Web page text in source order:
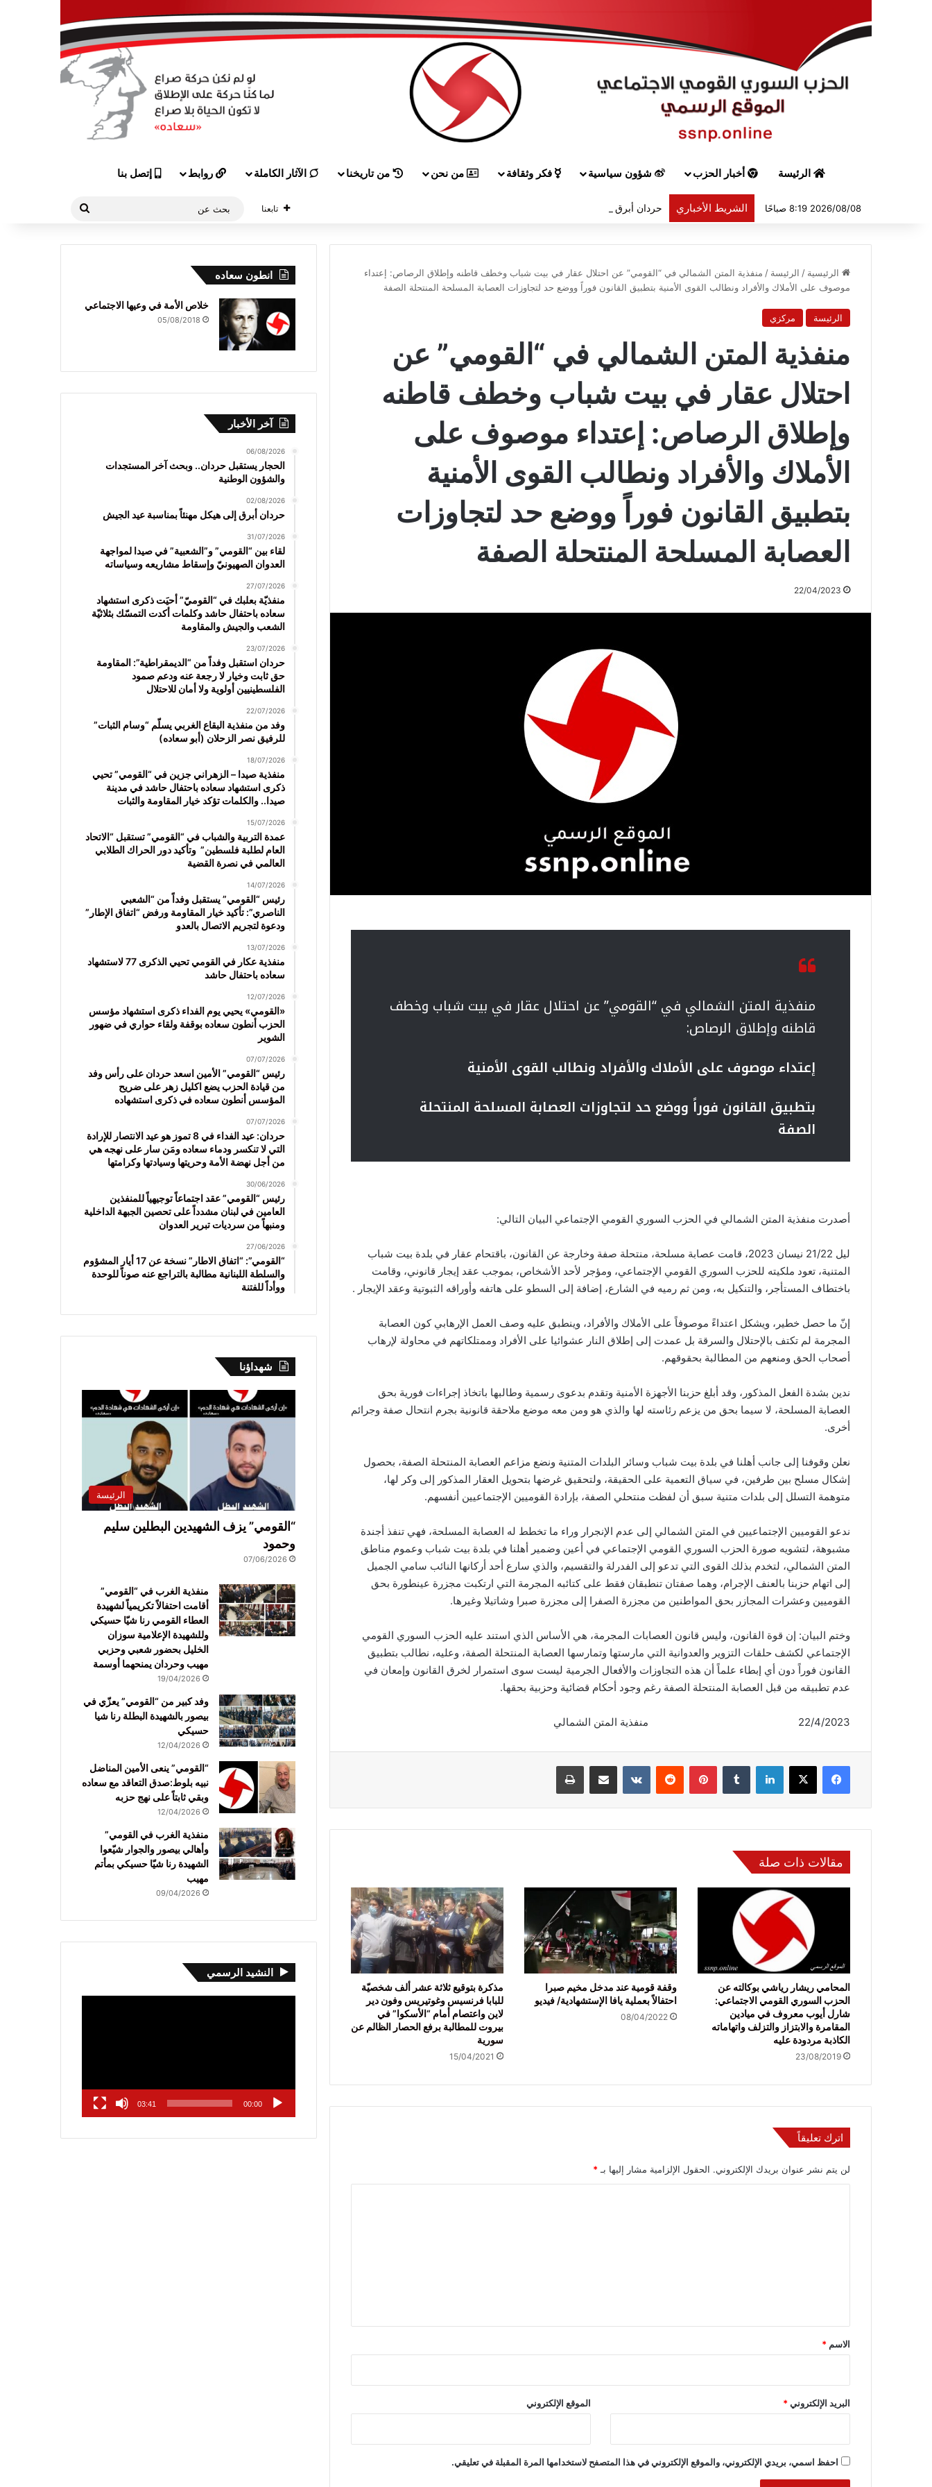
الرئيسة أخبار الحزب شؤون سياسية فكر وثقافة من نحن من تاريخنا الآثار الكاملة روابط إتصل بنا
2026/08/08 8:19 صباحًا الشريط الأخباري حردان أبرق إلى هيكل مهنئاً بمناسبة عيد الجيش تابعنا
الرئيسية / الرئيسة / منفذية المتن الشمالي في “القومي” عن احتلال عقار في بيت شباب وخطف قاطنه وإطلاق الرصاص: إعتداء
موصوف على الأملاك والأفراد ونطالب القوى الأمنية بتطبيق القانون فوراً ووضع حد لتجاوزات العصابة المسلحة المنتحلة الصفة
الرئيسة مركزي
منفذية المتن الشمالي في “القومي” عن
احتلال عقار في بيت شباب وخطف قاطنه
وإطلاق الرصاص: إعتداء موصوف على
الأملاك والأفراد ونطالب القوى الأمنية
بتطبيق القانون فوراً ووضع حد لتجاوزات
العصابة المسلحة المنتحلة الصفة
22/04/2023
منفذية المتن الشمالي في “القومي” عن احتلال عقار في بيت شباب وخطف
قاطنه وإطلاق الرصاص:
إعتداء موصوف على الأملاك والأفراد ونطالب القوى الأمنية
بتطبيق القانون فوراً ووضع حد لتجاوزات العصابة المسلحة المنتحلة
الصفة
أصدرت منفذية المتن الشمالي في الحزب السوري القومي الإجتماعي البيان التالي:
ليل 21/22 نيسان 2023، قامت عصابة مسلحة، منتحلة صفة وخارجة عن القانون، باقتحام عقار في بلدة بيت شباب
المتنية، تعود ملكيته للحزب السوري القومي الإجتماعي، ومؤجر لأحد الأشخاص، بموجب عقد إيجار قانوني، وقامت
باختطاف المستأجر، والتنكيل به، ومن ثم رميه في الشارع، إضافة إلى السطو على هاتفه وأوراقه الثبوتية وعقد الإيجار .
إنّ ما حصل خطير، ويشكل اعتداءً موصوفاً على الأملاك والأفراد، وينطبق عليه وصف العمل الإرهابي كون العصابة
المجرمة لم تكتف بالإحتلال والسرقة بل عمدت إلى إطلاق النار عشوائيا على الأفراد وممتلكاتهم في محاولة لإرهاب
أصحاب الحق ومنعهم من المطالبة بحقوقهم.
ندين بشدة الفعل المذكور، وقد أبلغ حزبنا الأجهزة الأمنية وتقدم بدعوى رسمية وطالبها باتخاذ إجراءات فورية بحق
العصابة المسلحة، لا سيما بحق من يزعم رئاسته لها والذي هو ومن معه موضع ملاحقة قانونية بجرم انتحال صفة وجرائم
أخرى.
نعلن وقوفنا إلى جانب أهلنا في بلدة بيت شباب وسائر البلدات المتنية ونضع مزاعم العصابة المنتحلة الصفة، بحصول
إشكال مسلح بين طرفين، في سياق التعمية على الحقيقة، ولتحقيق غرضها بتحويل العقار المذكور إلى وكر لها،
متوهمة التسلل إلى بلدات متنية سبق أن لفظت منتحلي الصفة، بإرادة القوميين الإجتماعيين أنفسهم.
ندعو القوميين الإجتماعيين في المتن الشمالي إلى عدم الإنجرار وراء ما تخطط له العصابة المسلحة، فهي تنفذ أجندة
مشبوهة، لتشويه صورة الحزب السوري القومي الإجتماعي في أعين وضمير أهلنا في بلدة بيت شباب وعموم مناطق
المتن الشمالي، لتخدم بذلك القوى التي تدعو إلى الفدرلة والتقسيم، والذي سارع أحد أركانها النائب سامي الجميل
إلى اتهام حزبنا بالعنف الإجرام، وهما صفتان تنطبقان فقط على كتائبه المجرمة التي ارتكبت مجزرة عينطورة بحق
القوميين وعشرات المجازر بحق المواطنين من مجزرة الصفرا إلى مجزرة صبرا وشاتيلا وغيرها.
وختم البيان: إن قوة القانون، وليس قانون العصابات المجرمة، هي الأساس الذي استند عليه الحزب السوري القومي
الإجتماعي لكشف حلقات التزوير والعدوانية التي مارستها وتمارسها العصابة المنتحلة الصفة، وعليه، نطالب بتطبيق
القانون فوراً دون أي إبطاء علماً أن هذه التجاوزات والأفعال الجرمية ليست سوى استمرار لخرق القانون وإمعان في
عدم تطبيقه من قبل العصابة المنتحلة الصفة رغم وجود أحكام قضائية وحزبية بحقها.
22/4/2023 منفذية المتن الشمالي
فيسبوك لينكدإن بينتيريست
مقالات ذات صلة
المحامي ريشار رياشي بوكالته عن
الحزب السوري القومي الاجتماعي:
شارل أيوب معروف في ميادين
المقامرة والابتزاز والتزلف واتهاماته
الكاذبة مردودة عليه
23/08/2019
وقفة قومية عند مدخل مخيم صبرا
احتفالاً بعملية يافا الإستشهادية/ فيديو
08/04/2022
مذكرة بتوقيع ثلاثة عشر ألف شخصيّة
للبابا فرنسيس وغوتيريس وفون دير
لاين واعتصام أمام “الأسكوا” في
بيروت للمطالبة برفع الحصار الظالم عن
سورية
15/04/2021
اترك تعليقاً
لن يتم نشر عنوان بريدك الإلكتروني. الحقول الإلزامية مشار إليها بـ *
*
الاسم *
البريد الإلكتروني* الموقع الإلكتروني
احفظ اسمي، بريدي الإلكتروني، والموقع الإلكتروني في هذا المتصفح لاستخدامها المرة المقبلة في تعليقي.
انطون سعاده
خلاص الأمة في وعيها الاجتماعي
05/08/2018
آخر الأخبار
06/08/2026
الحجار يستقبل حردان.. وبحث آخر المستجدات
والشؤون الوطنية
02/08/2026
حردان أبرق إلى هيكل مهنئاً بمناسبة عيد الجيش
31/07/2026
لقاء بين “القومي” و”الشعبية” في صيدا لمواجهة
العدوان الصهيونيّ وإسقاط مشاريعه وسياساته
27/07/2026
منفذيّة بعلبك في “القوميّ” أحيَت ذكرى استشهاد
سعاده باحتفال حاشد وكلمات أكدت التمسّك بثلاثيّة
الشعب والجيش والمقاومة
23/07/2026
حردان استقبل وفداً من “الديمقراطية”: المقاومة
حق ثابت وخيار لا رجعة عنه ودعم صمود
الفلسطينيين أولوية ولا أمان للاحتلال
22/07/2026
وفد من منفذية البقاع الغربي يسلّم “وسام الثبات”
للرفيق نصر الزحلان (أبو سعاده)
18/07/2026
منفذية صيدا – الزهراني جزين في “القومي” تحيي
ذكرى استشهاد سعاده باحتفال حاشد في مدينة
صيدا.. والكلمات تؤكد خيار المقاومة والثبات
15/07/2026
عمدة التربية والشباب في “القومي” تستقبل “الاتحاد
العام لطلبة فلسطين” وتأكيد دور الحراك الطلابي
العالمي في نصرة القضية
14/07/2026
رئيس “القومي” يستقبل وفداً من “الشعبي
الناصري”: تأكيد خيار المقاومة ورفض “اتفاق الإطار”
ودعوة لتجريم الاتصال بالعدو
13/07/2026
منفذية عكار في القومي تحيي الذكرى 77 لاستشهاد
سعاده باحتفال حاشد
12/07/2026
«القومي» يحيي يوم الفداء ذكرى استشهاد مؤسس
الحزب أنطون سعاده بوقفة ولقاء حواري في ضهور
الشوير
07/07/2026
رئيس “القومي” الأمين اسعد حردان على رأس وفد
من قيادة الحزب يضع اكليل زهر على ضريح
المؤسس أنطون سعاده في ذكرى استشهاده
07/07/2026
حردان: عيد الفداء في 8 تموز هو عيد الانتصار للإرادة
التي لا تنكسر ودماء سعاده ومَن سار على نهجه هي
من أجل نهضة الأمة وحريتها وسيادتها وكرامتها
30/06/2026
رئيس “القومي” عقد اجتماعاً توجيهياً للمنفذين
العامين في لبنان مشدداً على تحصين الجبهة الداخلية
ومنبهاً من سرديات تبرير العدوان
27/06/2026
“القومي”: “اتفاق الاطار” نسخة عن 17 أيار المشؤوم
والسلطة اللبنانية مطالبة بالتراجع عنه صوناً للوحدة
ووأداً للفتنة
شهداؤنا
الرئيسة
“القومي” يزف الشهيدين البطلين سليم
وحمود
07/06/2026
منفذية الغرب في “القومي”
أقامت احتفالاً تكريمياً لشهيدة
العطاء القومي رنا شيّا حسيكي
وللشهيدة الإعلامية سوزان
الخليل بحضور شعبي وحزبي
مهيب وحردان يمنحهما أوسمة
19/04/2026
وفد كبير من “القومي” يعزّي في
بيصور بالشهيدة البطلة رنا شيا
حسيكي
12/04/2026
“القومي” ينعى الأمين المناضل
نبيه بلوط:صدق التعاقد مع سعاده
وبقي ثابتاً على نهج حزبه
12/04/2026
منفذية الغرب في القومي”
وأهالي بيصور والجوار شيّعوا
الشهيدة رنا شيّا حسيكي بمأتم
مهيب
09/04/2026
النشيد الرسمي
00:00
03:41